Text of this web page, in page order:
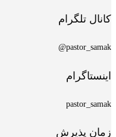
کانال تلگرام
pastor_samak@
اینستاگرام
pastor_samak
زمان پذیرش